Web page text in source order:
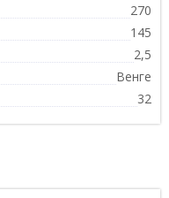
270
145
2,5
Венге
32